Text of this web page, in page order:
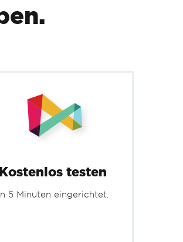
Kostenlos testen
5 Minuten eingerichtet.